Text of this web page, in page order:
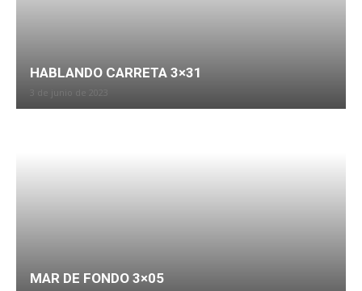
HABLANDO CARRETA 3×31
3 de junio de 2023
MAR DE FONDO 3×05